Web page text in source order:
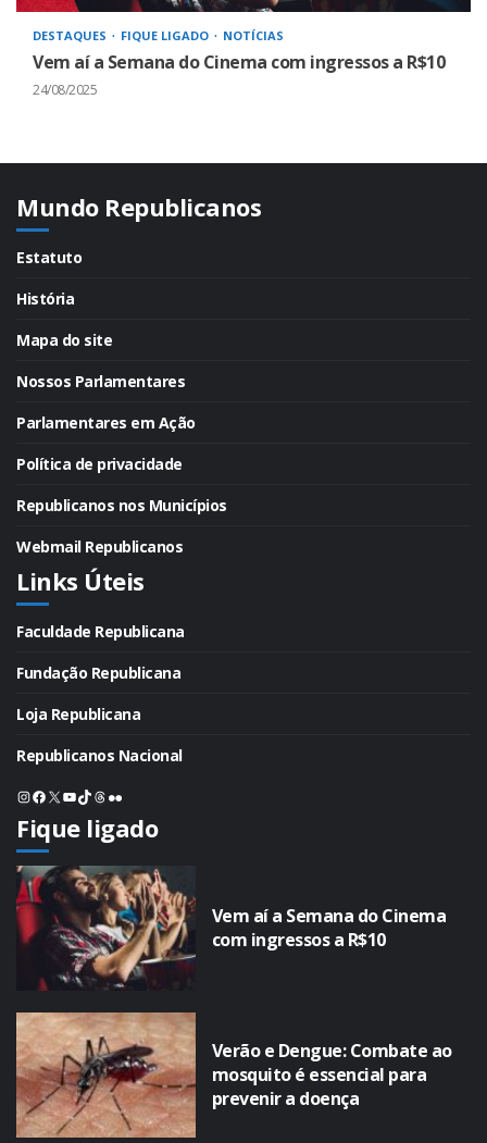
DESTAQUES FIQUE LIGADO NOTÍCIAS
Vem aí a Semana do Cinema com ingressos a R$10
24/08/2025
Mundo Republicanos
Estatuto
História
Mapa do site
Nossos Parlamentares
Parlamentares em Ação
Política de privacidade
Republicanos nos Municípios
Webmail Republicanos
Links Úteis
Faculdade Republicana
Fundação Republicana
Loja Republicana
Republicanos Nacional
Instagram
Facebook
X Youtube
TikTok
Threads
Flickr
Fique ligado
Vem aí a Semana do Cinema
com ingressos a R$10
Verão e Dengue: Combate ao
mosquito é essencial para
prevenir a doença